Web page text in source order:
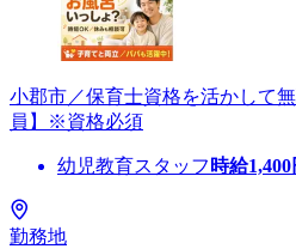
小郡市／保育士資格を活かして
員】※資格必須
幼児教育スタッフ 時給1,400
勤務地